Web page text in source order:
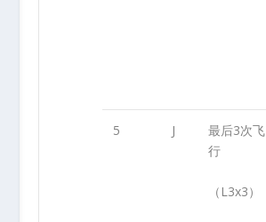
5 J
最后3次飞
行
（L3x3）